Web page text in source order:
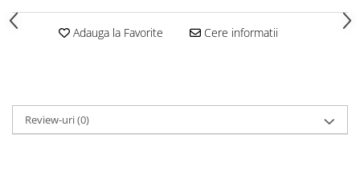
Set Sah + Table/backgammon
Seturi Sah
Step 1
Step 1
Adauga la Favorite Cere informatii
Review-uri(0)